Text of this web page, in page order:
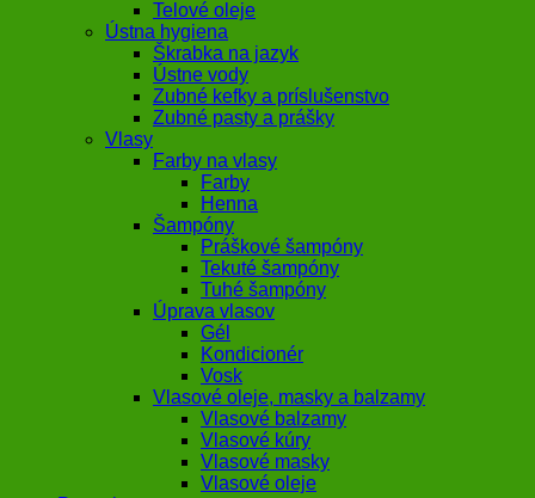
Telové oleje
Ústna hygiena
Škrabka na jazyk
Ústne vody
Zubné kefky a príslušenstvo
Zubné pasty a prášky
Vlasy
Farby na vlasy
Farby
Henna
Šampóny
Práškové šampóny
Tekuté šampóny
Tuhé šampóny
Úprava vlasov
Gél
Kondicionér
Vosk
Vlasové oleje, masky a balzamy
Vlasové balzamy
Vlasové kúry
Vlasové masky
Vlasové oleje